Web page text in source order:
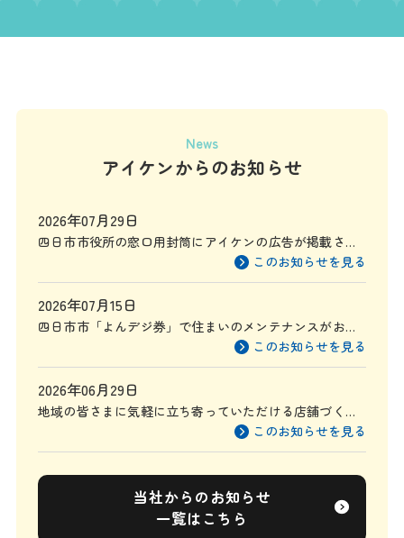
News
アイケンからのお知らせ
2026年07月29日
四日市市役所の窓口用封筒にアイケンの広告が掲載され
このお知らせを見る
2026年07月15日
四日市市「よんデジ券」で住まいのメンテナンスがお得
このお知らせを見る
2026年06月29日
地域の皆さまに気軽に立ち寄っていただける店舗づくり
このお知らせを見る
当社からのお知らせ
一覧はこちら